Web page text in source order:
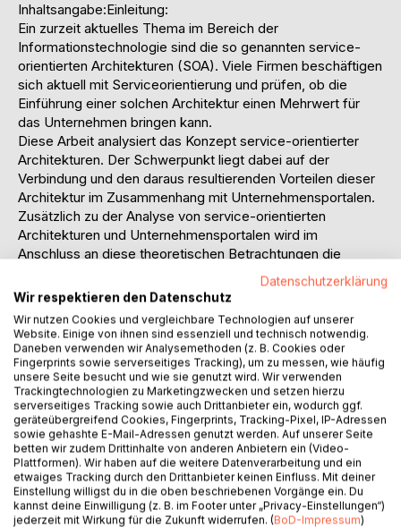
Inhaltsangabe:Einleitung:
Ein zurzeit aktuelles Thema im Bereich der
Informationstechnologie sind die so genannten service-
orientierten Architekturen (SOA). Viele Firmen beschäftigen
sich aktuell mit Serviceorientierung und prüfen, ob die
Einführung einer solchen Architektur einen Mehrwert für
das Unternehmen bringen kann.
Diese Arbeit analysiert das Konzept service-orientierter
Architekturen. Der Schwerpunkt liegt dabei auf der
Verbindung und den daraus resultierenden Vorteilen dieser
Architektur im Zusammenhang mit Unternehmensportalen.
Zusätzlich zu der Analyse von service-orientierten
Architekturen und Unternehmensportalen wird im
Anschluss an diese theoretischen Betrachtungen die
Umsetzung eines Portal-Protypen in einem Unternehmen
beschrieben. Damit ergeben sich für die Arbeit drei
elementare Themenbereiche: service-orientierte
Architekturen, Unternehmensportale und konkrete
Realisierung eines Portal-Prototypen für die Collogia AG.
Das grundlegende Konzept service-orientierter
Architekturen liegt darin, über einheitliche Schnittstellen
ausgewählte Funktionen oder Daten bereitzustellen. Eine
Komponente der Architektur, die dieses leisten kann, wird
dabei als Service bezeichnet. Auf diese Weise können
komplexe, zusammenhängende heterogene Anwendungen
erstellt und verknüpft werden. Das verwendete Prinzip
service-orientierter Architekturen ist dabei nicht neu.
Verteilte Anwendungen auf heterogener Basis können
Datenschutzerklärung
Wir respektieren den Datenschutz
Wir nutzen Cookies und vergleichbare Technologien auf unserer
Website. Einige von ihnen sind essenziell und technisch notwendig.
Daneben verwenden wir Analysemethoden (z. B. Cookies oder
Fingerprints sowie serverseitiges Tracking), um zu messen, wie häufig
unsere Seite besucht und wie sie genutzt wird. Wir verwenden
Trackingtechnologien zu Marketingzwecken und setzen hierzu
serverseitiges Tracking sowie auch Drittanbieter ein, wodurch ggf.
geräteübergreifend Cookies, Fingerprints, Tracking-Pixel, IP-Adressen
sowie gehashte E-Mail-Adressen genutzt werden. Auf unserer Seite
betten wir zudem Drittinhalte von anderen Anbietern ein (Video-
Plattformen). Wir haben auf die weitere Datenverarbeitung und ein
etwaiges Tracking durch den Drittanbieter keinen Einfluss. Mit deiner
Einstellung willigst du in die oben beschriebenen Vorgänge ein. Du
kannst deine Einwilligung (z. B. im Footer unter „Privacy-Einstellungen“)
jederzeit mit Wirkung für die Zukunft widerrufen. (BoD-Impressum)